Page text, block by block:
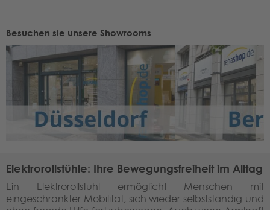
Besuchen sie unsere Showrooms
Elektrorollstühle: Ihre Bewegungsfreiheit im Alltag
Ein Elektrorollstuhl ermöglicht Menschen mit
eingeschränkter Mobilität, sich wieder selbstständig und